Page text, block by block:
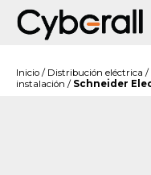
Inicio / Distribución eléctrica /
instalación / Schneider